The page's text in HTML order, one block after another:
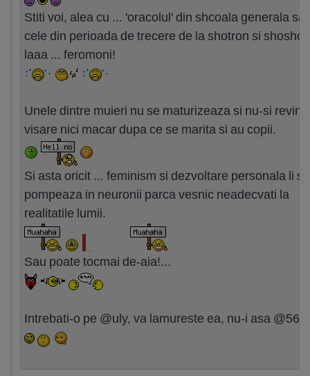
Stiti voi, alea cu ... 'oracolul' din shcoala generala
cele din perioada de trecere de la shotron si
laaa ... feromoni!
Unele dintre muieri nu se maturizeaza si nu-si revin
visare nici macar dupa ce se marita si au copii.
Si asta oricit ... feminism si dezvoltare personala li se
pompeaza in neuronii parca vesnic neadecvati la
realitatile lumii.
Sau poate tocmai de-aia!...
Intrebati-o pe @uly, va lamureste ea, nu-i asa